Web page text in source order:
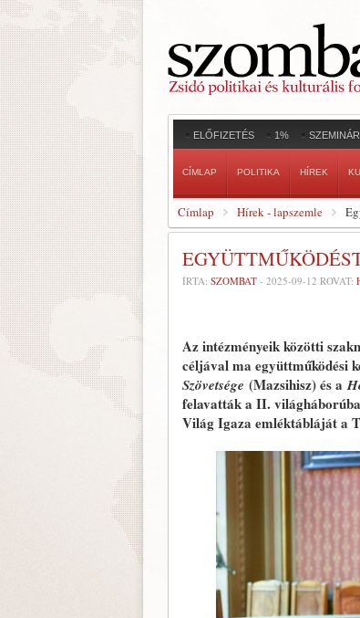
ELŐFIZETÉS 1%
CÍMLAP POLITIKA HÍREK
Címlap Hírek - lapszemle
ÍRTA: SZOMBAT - 2025-09-12 ROVAT:
Az intézményeik közötti
céljával ma együttműködési
Szövetsége (Mazsihisz) és a
felavatták a II.
Világ Igaza emléktábláját a